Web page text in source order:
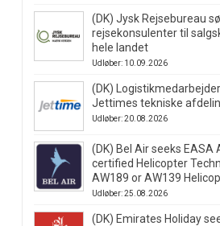
(DK) Jysk Rejsebureau
rejsekonsulenter til
hele landet
Udløber: 10.09.2026
(DK) Logistikmedarbejder
Jettimes tekniske
Udløber: 20.08.2026
(DK) Bel Air seeks EASA
certified Helicopter
AW189 or AW139
Udløber: 25.08.2026
(DK) Emirates Holiday